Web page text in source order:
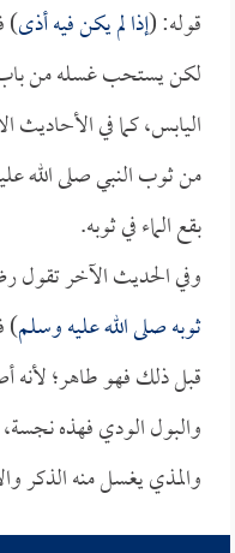
قوله: (إذا لم يكن فيه أذى)
لكن يستحب غسله من
اليابس، كما في
من ثوب النبي صلى الله
بقع الماء في ثوبه.
وفي الحديث الآخر تقول
ثوبه صلى الله عليه وسلم)
قبل ذلك فهو طاهر؛ لأنه
والبول الودي فهذه
والمذي يغسل منه الذكر